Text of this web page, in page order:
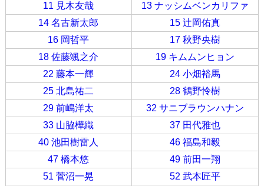
11 見木友哉
13 ナッシムベンカリファ
14 名古新太郎
15 辻岡佑真
16 岡哲平
17 秋野央樹
18 佐藤颯之介
19 キムムンヒョン
22 藤本一輝
24 小畑裕馬
25 北島祐二
28 鶴野怜樹
29 前嶋洋太
32 サニブラウンハナン
33 山脇樺織
37 田代雅也
40 池田樹雷人
46 福島和毅
47 橋本悠
49 前田一翔
51 菅沼一晃
52 武本匠平